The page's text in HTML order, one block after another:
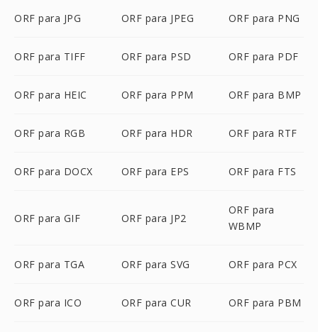
ORF para JPG ORF para JPEG ORF para PNG
ORF para TIFF ORF para PSD ORF para PDF
ORF para HEIC ORF para PPM ORF para BMP
ORF para RGB ORF para HDR ORF para RTF
ORF para DOCX ORF para EPS ORF para FTS
ORF para GIF ORF para JP2
ORF para
WBMP
ORF para TGA ORF para SVG ORF para PCX
ORF para ICO ORF para CUR ORF para PBM